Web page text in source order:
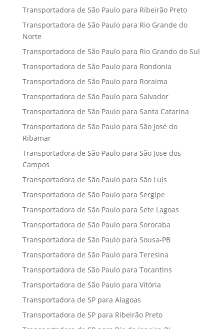
Transportadora de São Paulo para Ribeirão Preto
Transportadora de São Paulo para Rio Grande do
Norte
Transportadora de São Paulo para Rio Grando do Sul
Transportadora de São Paulo para Rondonia
Transportadora de São Paulo para Roraima
Transportadora de São Paulo para Salvador
Transportadora de São Paulo para Santa Catarina
Transportadora de São Paulo para São José do
Ribamar
Transportadora de São Paulo para São Jose dos
Campos
Transportadora de São Paulo para São Luis
Transportadora de São Paulo para Sergipe
Transportadora de São Paulo para Sete Lagoas
Transportadora de São Paulo para Sorocaba
Transportadora de São Paulo para Sousa-PB
Transportadora de São Paulo para Teresina
Transportadora de São Paulo para Tocantins
Transportadora de São Paulo para Vitória
Transportadora de SP para Alagoas
Transportadora de SP para Ribeirão Preto